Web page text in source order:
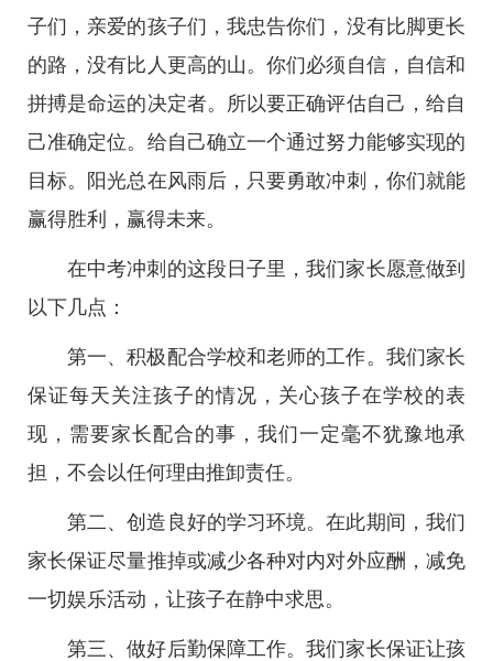
子们，亲爱的孩子们，我忠告你们，没有比脚更长
的路，没有比人更高的山。你们必须自信，自信和
拼搏是命运的决定者。所以要正确评估自己，给自
己准确定位。给自己确立一个通过努力能够实现的
目标。阳光总在风雨后，只要勇敢冲刺，你们就能
赢得胜利，赢得未来。
在中考冲刺的这段日子里，我们家长愿意做到
以下几点：
第一、积极配合学校和老师的工作。我们家长
保证每天关注孩子的情况，关心孩子在学校的表
现，需要家长配合的事，我们一定毫不犹豫地承
担，不会以任何理由推卸责任。
第二、创造良好的学习环境。在此期间，我们
家长保证尽量推掉或减少各种对内对外应酬，减免
一切娱乐活动，让孩子在静中求思。
第三、做好后勤保障工作。我们家长保证让孩